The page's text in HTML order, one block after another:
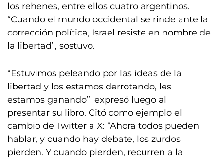
los rehenes, entre ellos cuatro argentinos.
“Cuando el mundo occidental se rinde ante la
corrección política, Israel resiste en nombre de
la libertad”, sostuvo.
“Estuvimos peleando por las ideas de la
libertad y los estamos derrotando, les
estamos ganando”, expresó luego al
presentar su libro. Citó como ejemplo el
cambio de Twitter a X: “Ahora todos pueden
hablar, y cuando hay debate, los zurdos
pierden. Y cuando pierden, recurren a la